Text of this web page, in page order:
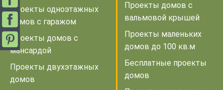
Проекты одноэтажных
домов с гаражом
Проекты домов с
мансардой
Проекты двухэтажных
домов
Проекты домов с
вальмовой крышей
Проекты маленьких
домов до 100 кв.м
Бесплатные проекты
домов